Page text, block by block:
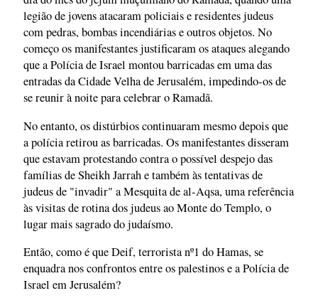
legião de jovens atacaram policiais e residentes judeus
com pedras, bombas incendiárias e outros objetos. No
começo os manifestantes justificaram os ataques alegando
que a Polícia de Israel montou barricadas em uma das
entradas da Cidade Velha de Jerusalém, impedindo-os de
se reunir à noite para celebrar o Ramadã.
No entanto, os distúrbios continuaram mesmo depois que
a polícia retirou as barricadas. Os manifestantes disseram
que estavam protestando contra o possível despejo das
famílias de Sheikh Jarrah e também às tentativas de
judeus de "invadir" a Mesquita de al-Aqsa, uma referência
às visitas de rotina dos judeus ao Monte do Templo, o
lugar mais sagrado do judaísmo.
Então, como é que Deif, terrorista nº1 do Hamas, se
enquadra nos confrontos entre os palestinos e a Polícia de
Israel em Jerusalém?